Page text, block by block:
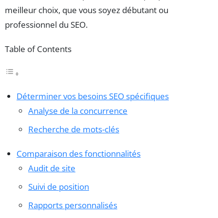
meilleur choix, que vous soyez débutant ou
professionnel du SEO.
Table of Contents
Déterminer vos besoins SEO spécifiques
Analyse de la concurrence
Recherche de mots-clés
Comparaison des fonctionnalités
Audit de site
Suivi de position
Rapports personnalisés